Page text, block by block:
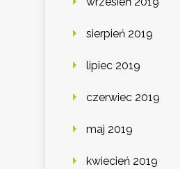
sierpień 2019
lipiec 2019
czerwiec 2019
maj 2019
kwiecień 2019